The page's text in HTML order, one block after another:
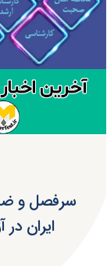
سرفصل و
ایران در